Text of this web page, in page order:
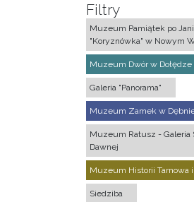
Filtry
Muzeum Pamiątek po
"Koryznówka" w Nowym
Muzeum Dwór w Dołędze
Galeria "Panorama"
Muzeum Zamek w
Muzeum Ratusz - Galeria
Dawnej
Muzeum Historii Tarnowa
Siedziba